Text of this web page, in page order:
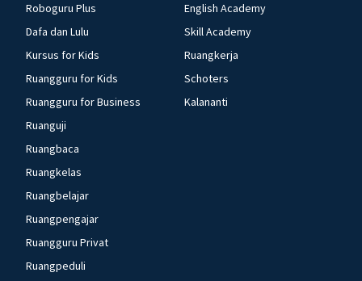
Roboguru Plus
Dafa dan Lulu
Kursus for Kids
Ruangguru for Kids
Ruangguru for Business
Ruanguji
Ruangbaca
Ruangkelas
Ruangbelajar
Ruangpengajar
Ruangguru Privat
Ruangpeduli
English Academy
Skill Academy
Ruangkerja
Schoters
Kalananti